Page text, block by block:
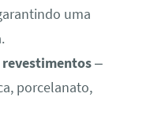
uma
revestimentos–
porcelanato,